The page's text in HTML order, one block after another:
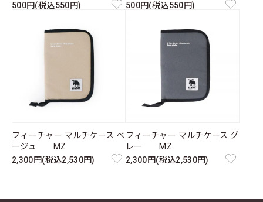
500円(税込550円)
500円(税込550円)
フィーチャー マルチケース ベ
ージュ MZ
2,300円(税込2,530円)
フィーチャー マルチケース グ
レー MZ
2,300円(税込2,530円)